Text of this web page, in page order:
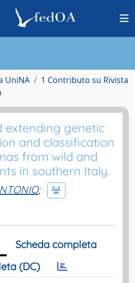
UniNA
1 Contributo su Rivista
extending genetic
and classification
from wild and
in southern Italy.
;
Scheda completa
(DC)